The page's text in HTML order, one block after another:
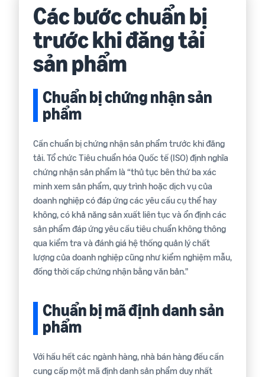
Các bước chuẩn bị
trước khi đăng tải
sản phẩm
Chuẩn bị chứng nhận sản
phẩm
Cần chuẩn bị chứng nhận sản phẩm trước khi đăng
tải. Tổ chức Tiêu chuẩn hóa Quốc tế (ISO) định nghĩa
chứng nhận sản phẩm là “thủ tục bên thứ ba xác
minh xem sản phẩm, quy trình hoặc dịch vụ của
doanh nghiệp có đáp ứng các yêu cầu cụ thể hay
không, có khả năng sản xuất liên tục và ổn định các
sản phẩm đáp ứng yêu cầu tiêu chuẩn không thông
qua kiểm tra và đánh giá hệ thống quản lý chất
lượng của doanh nghiệp cũng như kiểm nghiệm mẫu,
đồng thời cấp chứng nhận bằng văn bản."
Chuẩn bị mã định danh sản
phẩm
Với hầu hết các ngành hàng, nhà bán hàng đều cần
cung cấp một mã định danh sản phẩm duy nhất